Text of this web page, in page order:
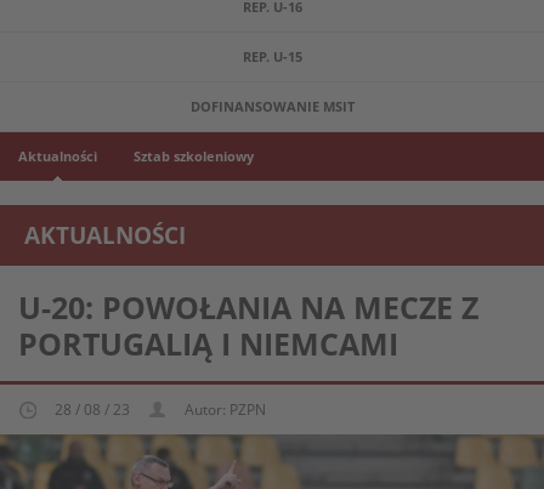
REP. U-16
REP. U-15
DOFINANSOWANIE MSIT
Aktualności Sztab szkoleniowy
AKTUALNOŚCI
REPREZENTACJA MŁODZIEŻOWA U-20
U-20: POWOŁANIA NA MECZE Z
PORTUGALIĄ I NIEMCAMI
28 / 08 / 23 Autor: PZPN